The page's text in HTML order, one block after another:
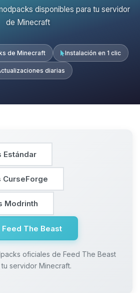
disponibles para tu servidor
de Minecraft
de Minecraft Instalación en 1 clic
diarias
Estándar
CurseForge
Modrinth
The Beast
oficiales de Feed The Beast
servidor Minecraft.